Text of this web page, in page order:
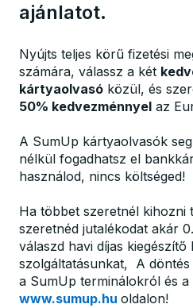
ajánlatot.
Nyújts teljes körű fizetési
számára, válassz a két
kártyaolvasó közül, és
50% kedvezménnyel az
A SumUp kártyaolvasók
nélkül fogadhatsz el
használod, nincs költséged!
Ha többet szeretnél kihozni
szeretnéd jutalékodat akár
válaszd havi díjas kiegészítő
szolgáltatásunkat, A döntés
a SumUp terminálokról és
www.sumup.hu oldalon!